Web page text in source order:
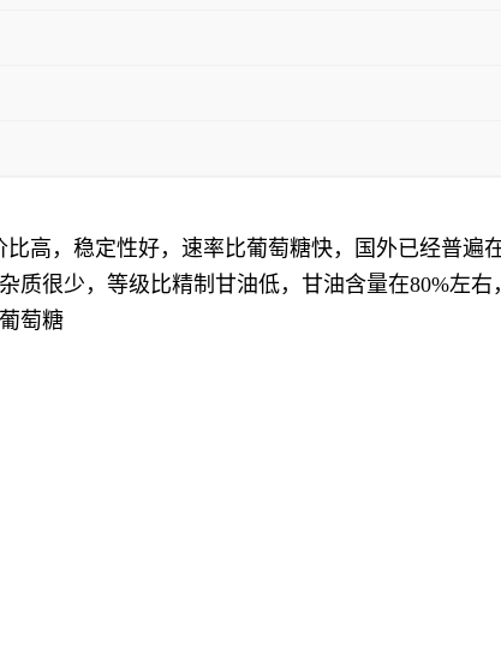
高，稳定性好，速率比葡萄糖快，国外已经普遍
质很少，等级比精制甘油低，甘油含量在80%左
萄糖